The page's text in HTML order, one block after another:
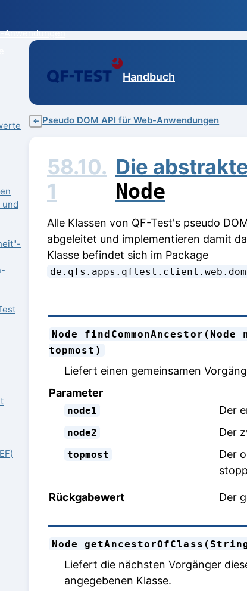
Anwendungen
Handbuch
← Pseudo DOM API für Web-Anwendungen
58.10.
1
Die
Node
Alle Klassen von QF-Test's pseudo
abgeleitet und implementieren damit
Klasse befindet sich im Package
de.qfs.apps.qftest.client.web.dom
Node
topmost)
Liefert einen gemeinsamen
Parameter
node1 Der
node2 Der
topmost
Der
Rückgabewert Der
Node
Liefert die nächsten Vorgänger
angegebenen Klasse.